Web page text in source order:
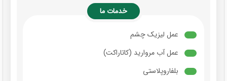
خدمات ما
عمل لیزیک چشم
عمل آب مروارید (کاتاراکت)
بلفاروپلاستی